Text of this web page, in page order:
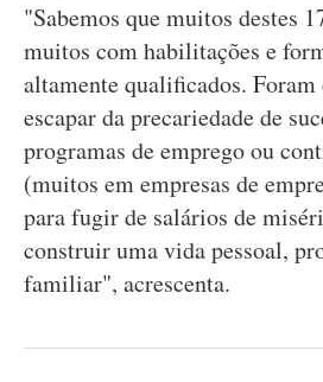
"Sabemos que muitos destes
muitos com habilitações e
altamente qualificados. Foram
escapar da precariedade de
programas de emprego ou
(muitos em empresas de
para fugir de salários de
construir uma vida pessoal,
familiar", acrescenta.